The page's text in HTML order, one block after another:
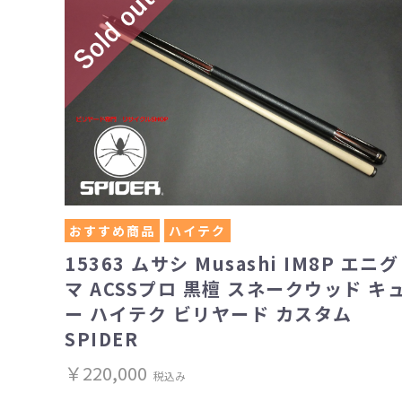
おすすめ商品 ハイテク
15363 ムサシ Musashi IM8P エニグ
マ ACSSプロ 黒檀 スネークウッド キ
ー ハイテク ビリヤード カスタム
SPIDER
￥220,000 税込み